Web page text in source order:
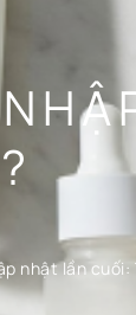
nhật lần cuối: